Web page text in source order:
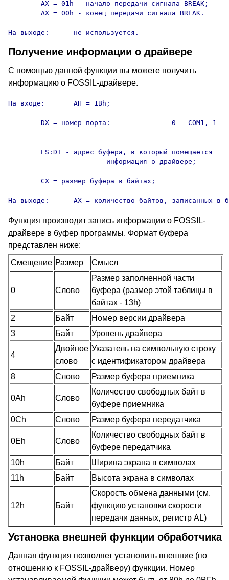
На выходе:	не используется.
Получение информации о драйвере
С помощью данной функции вы можете получить
информацию о FOSSIL-драйвере.
На входе:	AH = 1Bh;
На выходе:	AX = количество байтов, записанных
Функция производит запись информации о FOSSIL-
драйвере в буфер программы. Формат буфера
представлен ниже:
Смещение Размер Смысл
0 Слово
Размер заполненной части
буфера (размер этой таблицы в
байтах - 13h)
2
Байт
Номер версии драйвера
3
Байт Уровень драйвера
4
Двойное
слово
Указатель на символьную строку
с идентификатором драйвера
8
Слово Размер буфера приемника
0Ah Слово
Количество свободных байт в
буфере приемника
0Ch
Слово Размер буфера передатчика
0Eh Слово
Количество свободных байт в
буфере передатчика
10h
Байт
Ширина экрана в символах
11h
Байт Высота экрана в символах
12h Байт
Скорость обмена данными (см.
функцию установки скорости
передачи данных, регистр AL)
Установка внешней функции обработчика
Данная функция позволяет установить внешние (по
отношению к FOSSIL-драйверу) функции. Номер